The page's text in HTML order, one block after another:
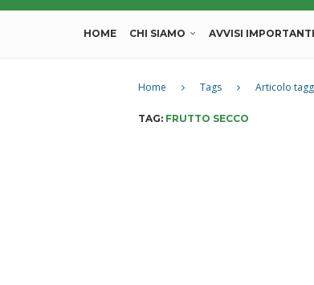
HOME CHI SIAMO AVVISI IMPORTANTI
Home Tags Articolo
TAG: FRUTTO SECCO